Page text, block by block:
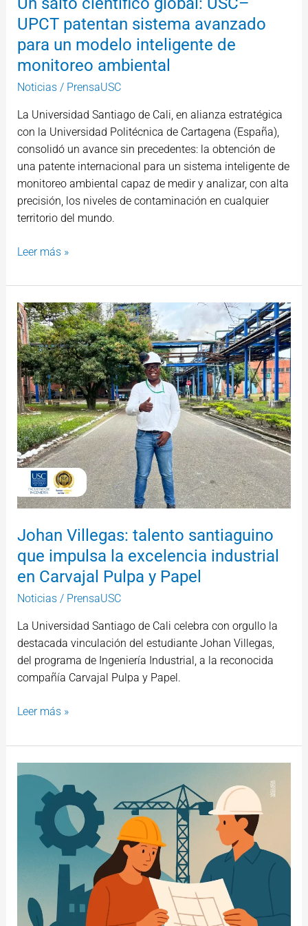
UPCT patentan sistema avanzado
para un modelo inteligente de
monitoreo ambiental
Noticias/ PrensaUSC
La Universidad Santiago de Cali, en alianza estratégica
con la Universidad Politécnica de Cartagena (España),
consolidó un avance sin precedentes: la obtención de
una patente internacional para un sistema inteligente de
monitoreo ambiental capaz de medir y analizar, con alta
precisión, los niveles de contaminación en cualquier
territorio del mundo.
inteligente
de
monitoreo
ambiental
Leer más »
Johan Villegas: talento santiaguino
que impulsa la excelencia industrial
en Carvajal Pulpa y Papel
Noticias/ PrensaUSC
La Universidad Santiago de Cali celebra con orgullo la
destacada vinculación del estudiante Johan Villegas,
del programa de Ingeniería Industrial, a la reconocida
compañía Carvajal Pulpa y Papel.
Johan
Villegas:
talento
santiaguino
que
impulsa
la
excelencia
industrial
en
Carvajal
Pulpa
Papel
Leer más »
Industrial
marca
presencia
ACOFI